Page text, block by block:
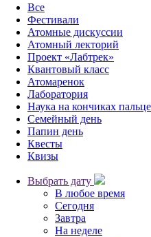
Все
Фестивали
Атомные дискуссии
Атомный лекторий
Проект «Лабтрек»
Квантовый класс
Атомаренок
Лаборатория
Наука на кончиках
Семейный день
Папин день
Квесты
Квизы
Выбрать дату
В любое время
Сегодня
Завтра
На неделе